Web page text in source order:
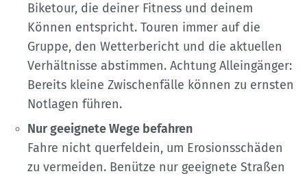
Biketour, die deiner Fitness und deinem
Können entspricht. Touren immer auf die
Gruppe, den Wetterbericht und die aktuellen
Verhältnisse abstimmen. Achtung Alleingänger:
Bereits kleine Zwischenfälle können zu ernsten
Notlagen führen.
Nur geeignete Wege befahren
Fahre nicht querfeldein, um Erosionsschäden
zu vermeiden. Benütze nur geeignete Straßen